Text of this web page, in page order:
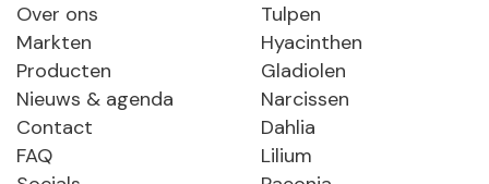
Over ons
Markten
Producten
Nieuws & agenda
Contact
FAQ
Tulpen
Hyacinthen
Gladiolen
Narcissen
Dahlia
Lilium